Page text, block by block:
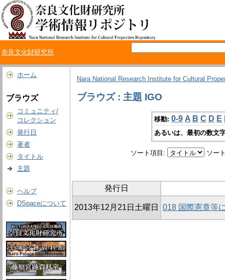
奈良文化財研究所
ホーム
ブラウズ
コミュニティ/
コレクション
発行日
著者
タイトル
主題
ヘルプ
DSpaceについて
Nara National Research Institute for Cultural
ブラウズ : 主題 IGO
移動: 0-9 A B C D E
あるいは、最初の数文
ソート項目: ソー
発行日
2013年12月21日土曜日 018 国際憲章等